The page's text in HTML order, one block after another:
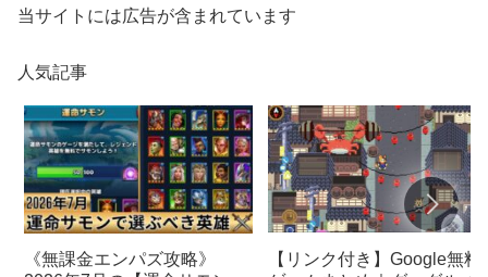
当サイトには広告が含まれています
人気記事
《無課金エンパズ攻略》
【リンク付き】Google無料